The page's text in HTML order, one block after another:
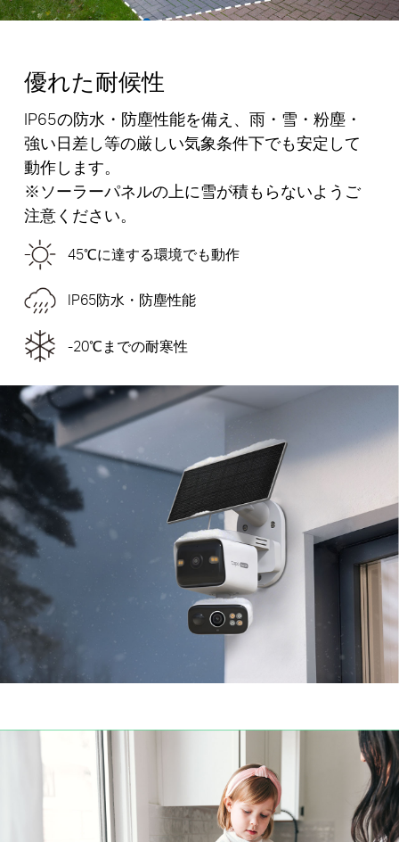
優れた耐候性
IP65の防水・防塵性能を備え、雨・雪・粉塵・
強い日差し等の厳しい気象条件下でも安定して
動作します。
※ソーラーパネルの上に雪が積もらないようご
注意ください。
45℃に達する環境でも動作
IP65防水・防塵性能
-20℃までの耐寒性